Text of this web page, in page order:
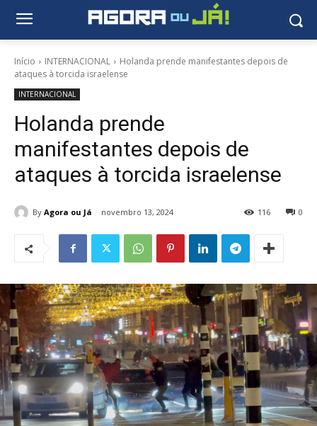
Início INTERNACIONAL
Holanda prende manifestantes depois de
ataques à torcida israelense
INTERNACIONAL
Holanda prende
manifestantes depois de
ataques à torcida israelense
By Agora ou Já novembro 13, 2024 0
116